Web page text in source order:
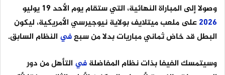
وصولا إلى المباراة النهائية، التي ستقام يوم الأحد 19 يوليو
2026على ملعب ميتلايف بولاية نيوجيرسي الأمريكية، ليكون
البطل قد خاض ثماني مباريات بدلا من سبعفي النظام السابق.
وسيتمسك الفيفا بذات نظام المفاضلةفي التأهل من دور